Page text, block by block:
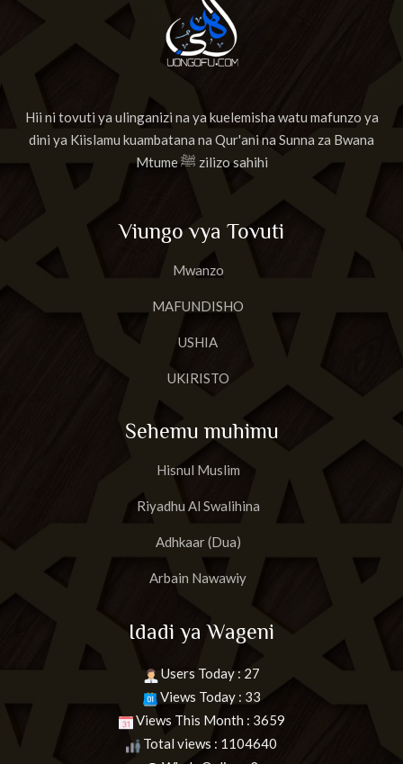
Hii ni tovuti ya ulinganizi na ya kuelemisha watu mafunzo ya
dini ya Kiislamu kuambatana na Qur'ani na Sunna za Bwana
Mtume ﷺ zilizo sahihi
Viungo vya Tovuti
Mwanzo
MAFUNDISHO
USHIA
UKIRISTO
Sehemu muhimu
Hisnul Muslim
Riyadhu Al Swalihina
Adhkaar (Dua)
Arbain Nawawiy
Idadi ya Wageni
Users Today : 27
Views Today : 33
Views This Month : 3659
Total views : 1104640